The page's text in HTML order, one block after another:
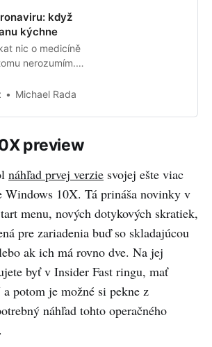
když
kýchne
nic o medicíně
nerozumím.
kdy
dny skončil
měsíční období,
fabriky v
volno. Let…
Michael Rada
preview
náhľad prvej verzie svojej ešte viac
Windows 10X. Tá prináša novinky v
menu, nových dotykových skratiek,
pre zariadenia buď so skladajúcou
ak ich má rovno dve. Na jej
byť v Insider Fast ringu, mať
potom je možné si pekne z
náhľad tohto operačného